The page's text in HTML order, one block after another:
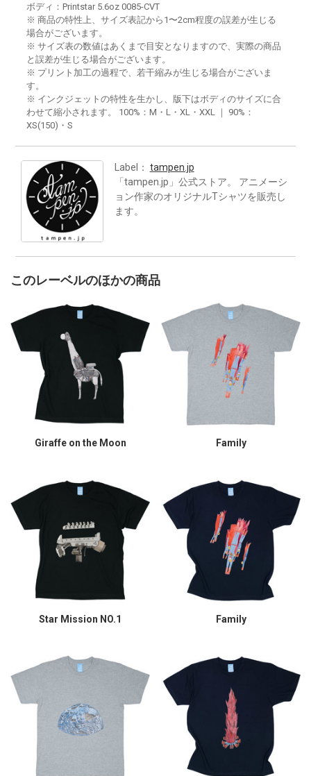
ボディ：Printstar 5.6oz 0085-CVT
※ 商品の特性上、サイズ表記から1〜2cm程度の誤差が生じる
場合がございます。
※ サイズ表の数値はあくまで目安となりますので、実際の商品
と誤差が生じる場合がございます。
※ プリント加工の過程で、若干縮みが生じる場合がございま
す。
※ インクジェットの特性を生かし、版下はボディのサイズに合
わせて縮小されます。 100%：M・L・XL・XXL ｜ 90%：
XS(150)・S
Label： tampen.jp
「tampen.jp」公式ストア。 アニメーシ
ョン作家のオリジナルTシャツを販売し
ます。
このレーベルのほかの商品
Giraffe on the Moon Family
Star Mission NO.1 Family